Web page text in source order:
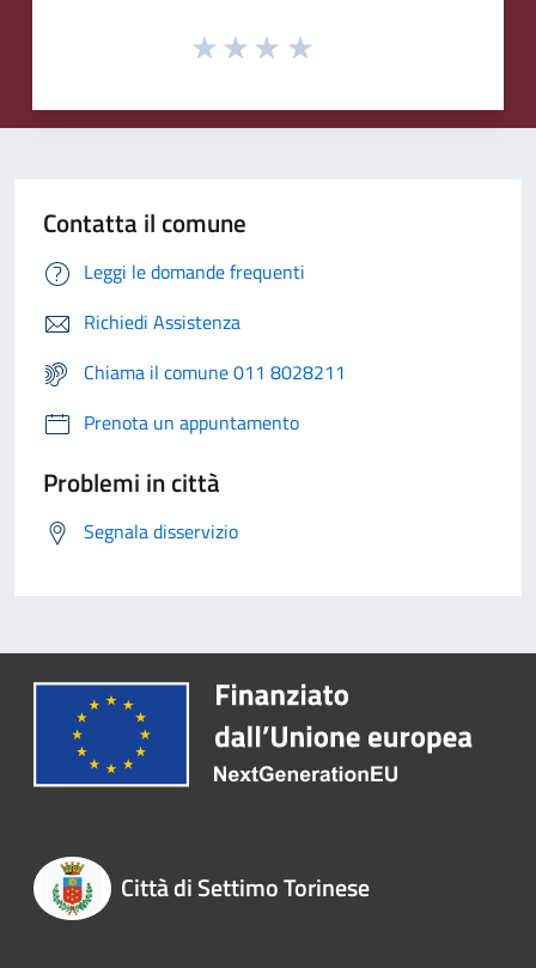
Contatta il comune
Leggi le domande frequenti
Richiedi Assistenza
Chiama il comune 011 8028211
Prenota un appuntamento
Problemi in città
Segnala disservizio
Città di Settimo Torinese